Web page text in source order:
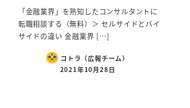
「金融業界」を熟知したコンサルタントに
転職相談する（無料）＞ セルサイドとバイ
サイドの違い 金融業界 […]
コトラ（広報チーム）
2021年10月28日